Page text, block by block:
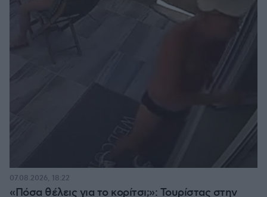
«Πόσα θέλεις για το κορίτσι;»: Τουρίστας στην
07.08.2026, 18:22